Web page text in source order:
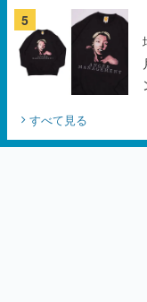
5
すべて見る